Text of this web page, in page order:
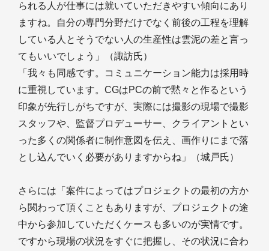
られる人が仕事には就いていただきやすい傾向にあり
ますね。自分の専門分野だけでなく前後の工程を理解
している人とそうでない人の生産性は雲泥の差と言っ
てもいいでしょう」（諏訪氏）
「我々も同感です。コミュニケーション能力は採用時
に重視しています。CGはPCの前で黙々と作るという
印象が先行しがちですが、実際には撮影の現場で撮影
スタッフや、監督プロデューサー、クライアントとい
った多くの関係者に制作意図を伝え、画作りにまで落
とし込んでいく必要がありますからね」（城戸氏）
さらには「案件によってはプロジェクトの最初の方か
ら関わって頂くこともありますが、プロジェクトの途
中から参加していただくケースも多いのが実情です。
ですから現場の状況をすぐに把握し、その状況に合わ